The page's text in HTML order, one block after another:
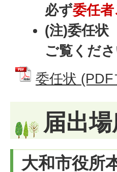
必ず委任
(注)委任状
ご覧くださ
委任状
届出
大和市役所